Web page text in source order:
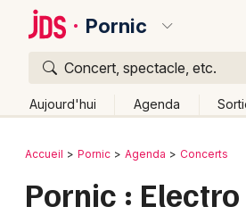
Pornic
Concert, spectacle, etc.
Aujourd'hui Agenda
Publier un événement
Bordeaux
Retour
Accueil Pornic Agenda Concerts
Pornic : Electro
Quoi ?
Où ?
Pays de la Loire
Partout Près de